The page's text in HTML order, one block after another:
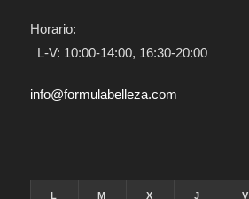
Horario:
L-V: 10:00-14:00, 16:30-20:00
info@formulabelleza.com
L M X J V